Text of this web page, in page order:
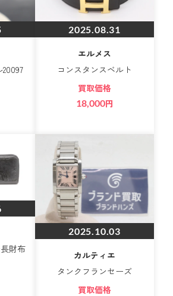
2025.08.31
エルメス
コンスタンスベルト
買取価格
18,000円
財布
2025.10.03
カルティエ
タンクフランセーズ
買取価格